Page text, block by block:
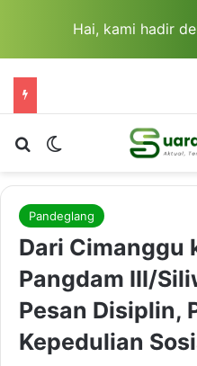
Hai, kami hadir
Cari berita...Switch skin
Pandeglang
Dari Cimanggu
Pangdam III/
Pesan Disiplin,
Kepedulian